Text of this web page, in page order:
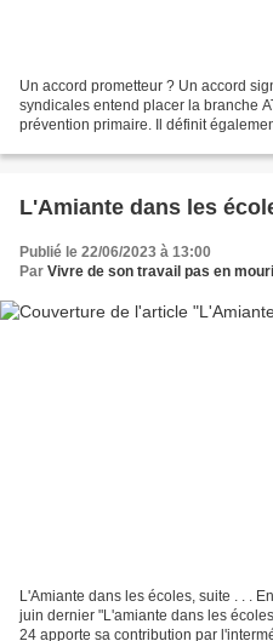
Un accord prometteur ? Un accord
syndicales entend placer la branche
prévention primaire. Il définit
L'Amiante dans les
Publié le 22/06/2023 à 13:00
Par Vivre de son travail pas en
L'Amiante dans les écoles, suite . . .
juin dernier "L'amiante dans les
24 apporte sa contribution par